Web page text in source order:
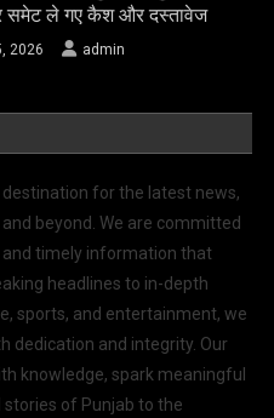
समेट ले गए कैश और दस्तावेज
2026 admin
for the latest news,
beyond. We are committed
and timely information that
headlines to in-depth
sports, and entertainment, we
dedication and integrity. Our
knowledge, spark meaningful
of Punjab to the